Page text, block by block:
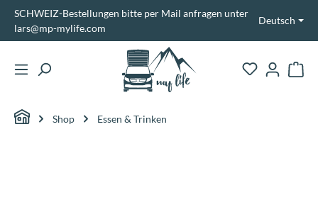
springen
SCHWEIZ-Bestellungen bitte per Mail anfragen unter
lars@mp-mylife.com
Deutsch
Shop Essen & Trinken